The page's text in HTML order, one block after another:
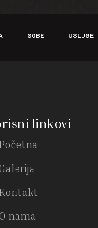
SOBE USLUGE
linkovi
Početna
Galerija
Kontakt
O nama